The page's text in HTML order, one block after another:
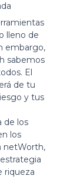
lleno de
embargo,
sabemos
El
de tu
y tus
de los
los
netWorth,
riqueza